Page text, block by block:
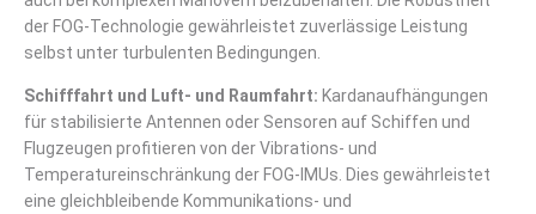
der FOG-Technologie gewährleistet zuverlässige Leistung
selbst unter turbulenten Bedingungen.
Schifffahrt und Luft- und Raumfahrt: Kardanaufhängungen
für stabilisierte Antennen oder Sensoren auf Schiffen und
Flugzeugen profitieren von der Vibrations- und
Temperatureinschränkung der FOG-IMUs. Dies gewährleistet
eine gleichbleibende Kommunikations- und